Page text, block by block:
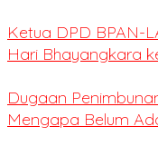
Ketua DPD BPAN-
Hari Bhayangkara
Dugaan
Mengapa Belum